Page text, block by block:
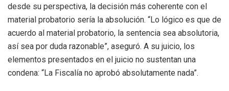
desde su perspectiva, la decisión más coherente con el
material probatorio sería la absolución. “Lo lógico es que de
acuerdo al material probatorio, la sentencia sea absolutoria,
así sea por duda razonable”, aseguró. A su juicio, los
elementos presentados en el juicio no sustentan una
condena: “La Fiscalía no aprobó absolutamente nada”.